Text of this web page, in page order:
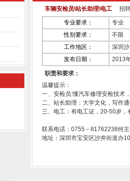
车辆安检员\站长助理\电工招聘
专业要求：
专业
性别要求：
不限
工作地区：
深圳
发布日期：
2013
职责和要求：
温馨提示：
一、安检员:懂汽车修理安检技术
二、站长助理：大学文化，写作
三、电工：有电工证，20-50岁
联系电话：0755－81762238何
地址：深圳市宝安区沙井街道办